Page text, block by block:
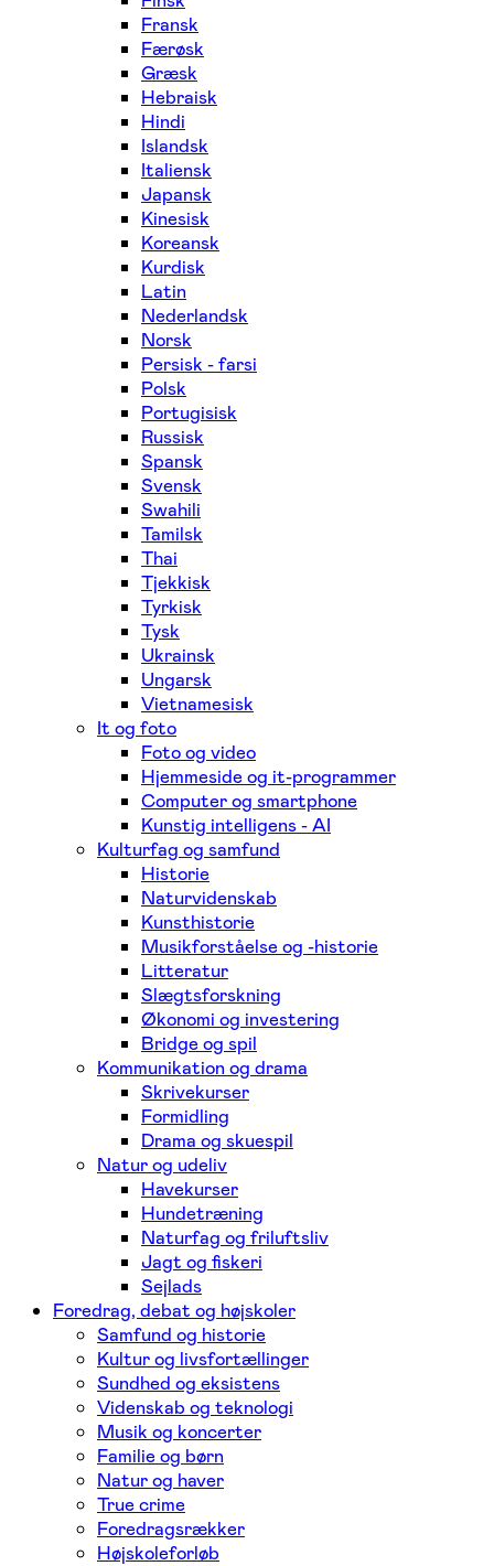
Fransk
Færøsk
Græsk
Hebraisk
Hindi
Islandsk
Italiensk
Japansk
Kinesisk
Koreansk
Kurdisk
Latin
Nederlandsk
Norsk
Persisk - farsi
Polsk
Portugisisk
Russisk
Spansk
Svensk
Swahili
Tamilsk
Thai
Tjekkisk
Tyrkisk
Tysk
Ukrainsk
Ungarsk
Vietnamesisk
It og foto
Foto og video
Hjemmeside og it-programmer
Computer og smartphone
Kunstig intelligens - AI
Kulturfag og samfund
Historie
Naturvidenskab
Kunsthistorie
Musikforståelse og -historie
Litteratur
Slægtsforskning
Økonomi og investering
Bridge og spil
Kommunikation og drama
Skrivekurser
Formidling
Drama og skuespil
Natur og udeliv
Havekurser
Hundetræning
Naturfag og friluftsliv
Jagt og fiskeri
Sejlads
Foredrag, debat og højskoler
Samfund og historie
Kultur og livsfortællinger
Sundhed og eksistens
Videnskab og teknologi
Musik og koncerter
Familie og børn
Natur og haver
True crime
Foredragsrækker
Højskoleforløb